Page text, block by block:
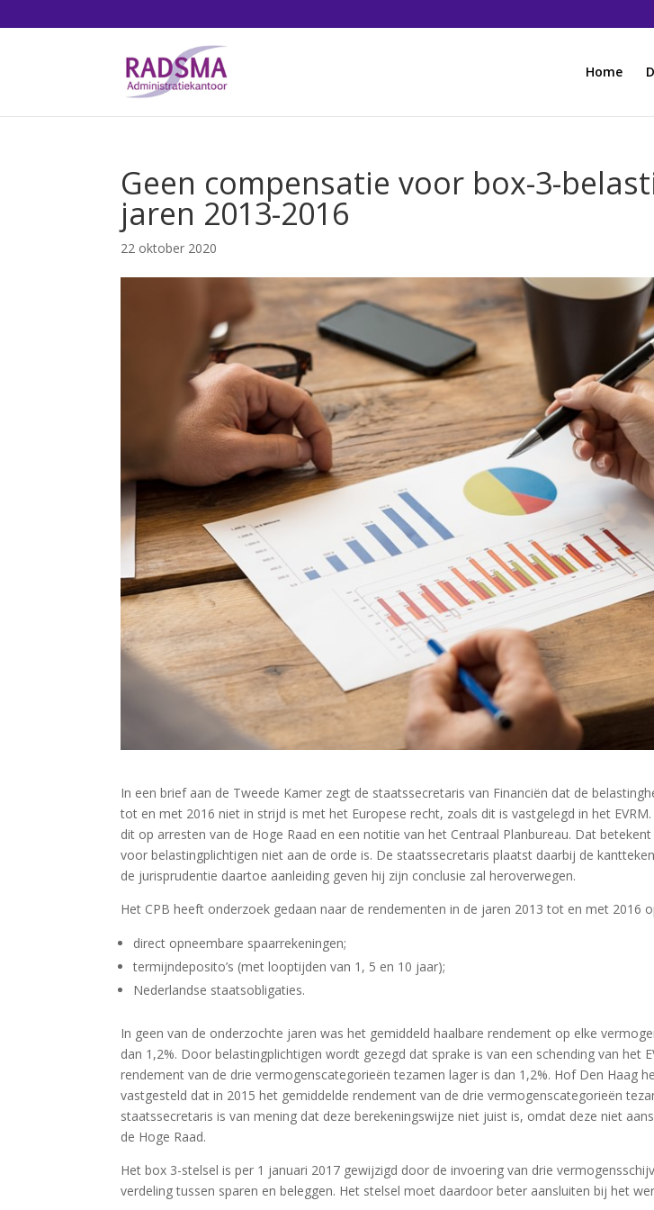
Home
Geen compensatie voor box-3-
jaren 2013-2016
22 oktober 2020
In een brief aan de Tweede Kamer zegt de staatssecretaris van Financiën dat de
tot en met 2016 niet in strijd is met het Europese recht, zoals dit is vastgelegd in het
dit op arresten van de Hoge Raad en een notitie van het Centraal Planbureau. Dat
voor belastingplichtigen niet aan de orde is. De staatssecretaris plaatst daarbij de
de jurisprudentie daartoe aanleiding geven hij zijn conclusie zal heroverwegen.
Het CPB heeft onderzoek gedaan naar de rendementen in de jaren 2013 tot en met 2016
direct opneembare spaarrekeningen;
termijndeposito’s (met looptijden van 1, 5 en 10 jaar);
Nederlandse staatsobligaties.
In geen van de onderzochte jaren was het gemiddeld haalbare rendement op elke
dan 1,2%. Door belastingplichtigen wordt gezegd dat sprake is van een schending van het
rendement van de drie vermogenscategorieën tezamen lager is dan 1,2%. Hof Den Haag
vastgesteld dat in 2015 het gemiddelde rendement van de drie vermogenscategorieën
staatssecretaris is van mening dat deze berekeningswijze niet juist is, omdat deze niet
de Hoge Raad.
Het box 3-stelsel is per 1 januari 2017 gewijzigd door de invoering van drie
verdeling tussen sparen en beleggen. Het stelsel moet daardoor beter aansluiten bij het